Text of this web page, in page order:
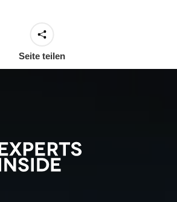
Seite teilen